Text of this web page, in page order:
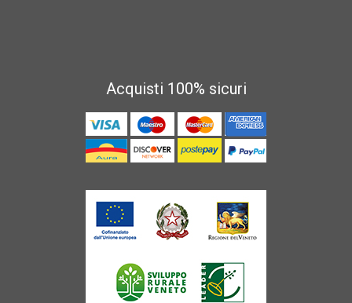
Acquisti 100% sicuri